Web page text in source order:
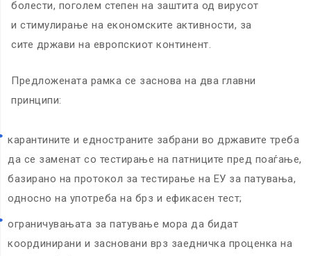
болести, поголем степен на заштита од вирусот
и стимулирање на економските активности, за
сите држави на европскиот континент.
Предложената рамка се заснова на два главни
принципи:
карантините и едностраните забрани во државите треба
да се заменат со тестирање на патниците пред поаѓање,
базирано на протокол за тестирање на ЕУ за патувања,
односно на употреба на брз и ефикасен тест;
ограничувањата за патување мора да бидат
координирани и засновани врз заедничка проценка на